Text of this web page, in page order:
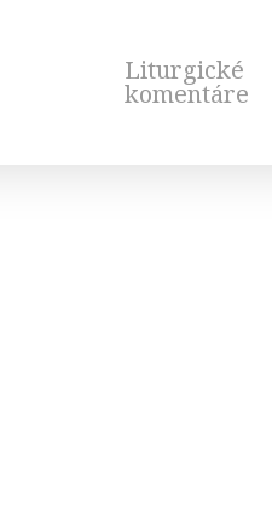
Liturgické
komentáre